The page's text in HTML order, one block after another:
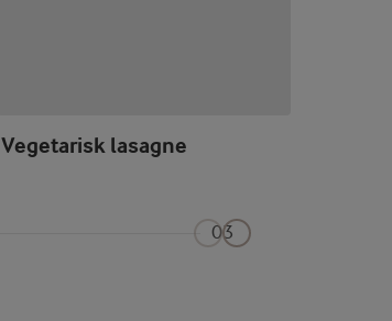
Vegetarisk lasagne
03